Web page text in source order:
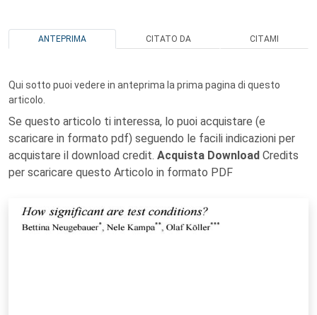
ANTEPRIMA CITATO DA CITAMI
Qui sotto puoi vedere in anteprima la prima pagina di questo
articolo.
Se questo articolo ti interessa, lo puoi acquistare (e
scaricare in formato pdf) seguendo le facili indicazioni per
acquistare il download credit. Acquista Download Credits
per scaricare questo Articolo in formato PDF